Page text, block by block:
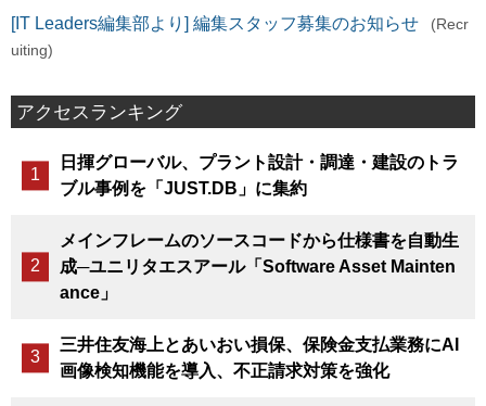
[IT Leaders編集部より] 編集スタッフ募集のお知らせ
(Recr
uiting)
アクセスランキング
日揮グローバル、プラント設計・調達・建設のトラ
ブル事例を「JUST.DB」に集約
メインフレームのソースコードから仕様書を自動生
成─ユニリタエスアール「Software Asset Mainten
ance」
三井住友海上とあいおい損保、保険金支払業務にAI
画像検知機能を導入、不正請求対策を強化